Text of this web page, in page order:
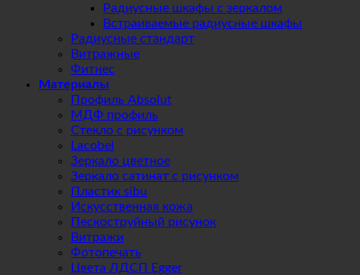
Радиусные шкафы с зеркалом
Встраиваемые радиусные шкафы
Радиусные стандарт
Витражные
Фитнес
Материалы
Профиль Absolut
МДФ профиль
Стекло с рисунком
Lacobel
Зеркало цветное
Зеркало сатинат с рисунком
Пластик sibu
Искусственная кожа
Пескоструйный рисунок
Витражи
Фотопечать
Цвета ЛДСП Egger